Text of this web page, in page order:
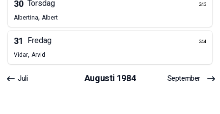
30 Torsdag 243
Albertina, Albert
31 Fredag 244
Vidar, Arvid
Juli Augusti 1984 September